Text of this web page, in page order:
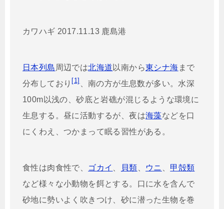
カワハギ 2017.11.13 鹿島港
日本列島 周辺では北海道 以南から東シナ海 まで
分布しており [1]、南の方が生息数が多い。水深
100m以浅の、砂底と岩礁が混じるような環境に
生息する。昼に活動するが、夜は海藻などを口
にくわえ、つかまって眠る習性がある。
食性は肉食性で、 ゴカイ 貝類 ウニ
甲殻類
など様々な小動物を餌とする。口に水を含んで
砂地に勢いよく吹きつけ、砂に潜った生物を巻